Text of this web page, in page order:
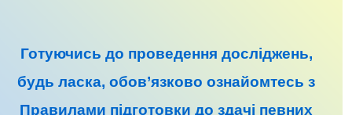
Готуючись до проведення досліджень,
будь ласка, обов’язково ознайомтесь з
Правилами підготовки до здачі певних